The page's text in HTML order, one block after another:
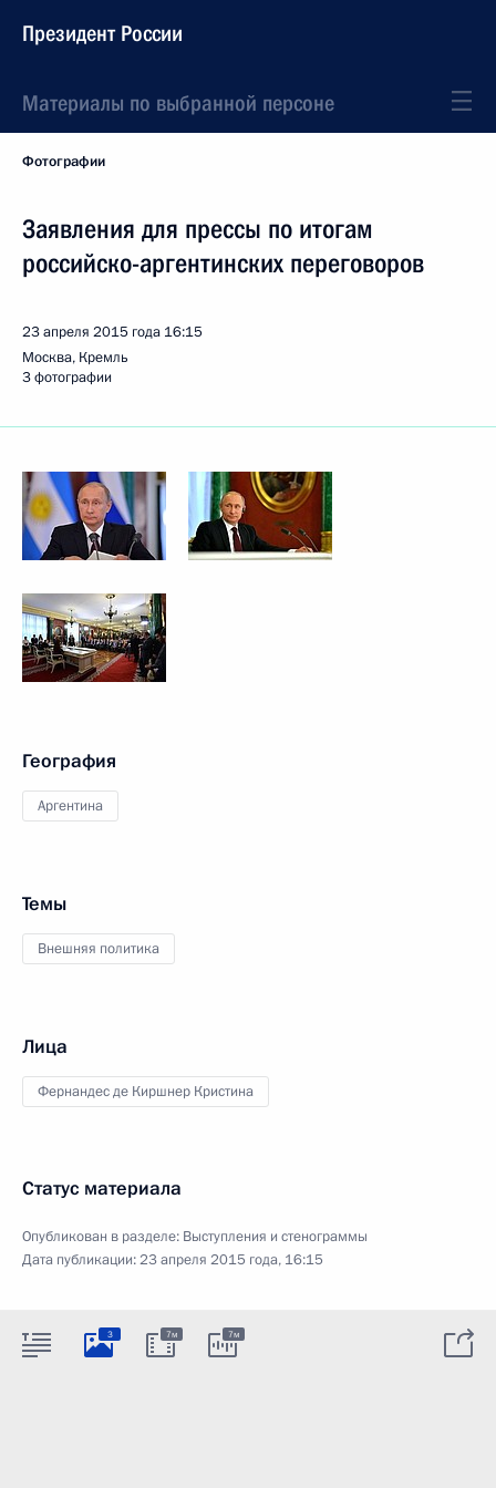
Президент России
Материалы по выбранной персоне
Фотографии
Заявления для прессы по итогам
российско-аргентинских переговоров
23 апреля 2015 года 16:15
Москва, Кремль
3 фотографии
География
Аргентина
Темы
Внешняя политика
Лица
Фернандес де Киршнер Кристина
Статус материала
Опубликован в разделе: Выступления и стенограммы
Дата публикации:23 апреля 2015 года, 16:15
3 7м 7м